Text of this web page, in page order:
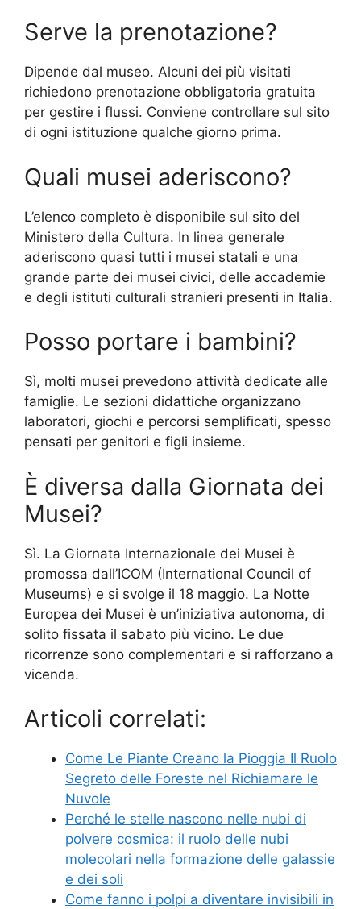
Serve la prenotazione?
Dipende dal museo. Alcuni dei più visitati
richiedono prenotazione obbligatoria gratuita
per gestire i flussi. Conviene controllare sul sito
di ogni istituzione qualche giorno prima.
Quali musei aderiscono?
L’elenco completo è disponibile sul sito del
Ministero della Cultura. In linea generale
aderiscono quasi tutti i musei statali e una
grande parte dei musei civici, delle accademie
e degli istituti culturali stranieri presenti in Italia.
Posso portare i bambini?
Sì, molti musei prevedono attività dedicate alle
famiglie. Le sezioni didattiche organizzano
laboratori, giochi e percorsi semplificati, spesso
pensati per genitori e figli insieme.
È diversa dalla Giornata dei
Musei?
Sì. La Giornata Internazionale dei Musei è
promossa dall’ICOM (International Council of
Museums) e si svolge il 18 maggio. La Notte
Europea dei Musei è un’iniziativa autonoma, di
solito fissata il sabato più vicino. Le due
ricorrenze sono complementari e si rafforzano a
vicenda.
Articoli correlati:
Come Le Piante Creano la Pioggia Il Ruolo
Segreto delle Foreste nel Richiamare le
Nuvole
Perché le stelle nascono nelle nubi di
polvere cosmica: il ruolo delle nubi
molecolari nella formazione delle galassie
e dei soli
Come fanno i polpi a diventare invisibili in